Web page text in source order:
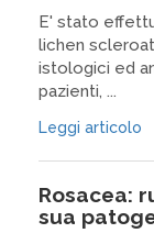
E' stato
lichen
istologici ed
pazienti, ...
Leggi articolo
Rosacea:
sua